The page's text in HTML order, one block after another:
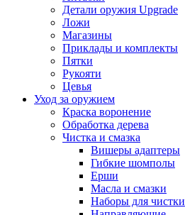
Детали оружия Upgrade
Ложи
Магазины
Приклады и комплекты
Пятки
Рукояти
Цевья
Уход за оружием
Краска воронение
Обработка дерева
Чистка и смазка
Вишеры адаптеры
Гибкие шомполы
Ерши
Масла и смазки
Наборы для чистки